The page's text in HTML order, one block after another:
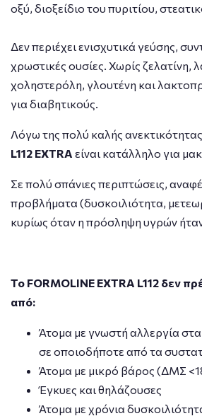
οξύ, διοξείδιο του πυριτίου,
Δεν περιέχει ενισχυτικά γεύσης,
χρωστικές ουσίες. Χωρίς ζελατίνη,
χοληστερόλη, γλουτένη και
για διαβητικούς.
Λόγω της πολύ καλής
L112 EXTRA είναι κατάλληλο για
Σε πολύ σπάνιες περιπτώσεις,
προβλήματα (δυσκοιλιότητα,
κυρίως όταν η πρόσληψη υγρών
Το FORMOLINE EXTRA L112 δεν
από:
Άτομα με γνωστή αλλεργία
σε οποιοδήποτε από τα
Άτομα με μικρό βάρος (ΔΜΣ
Έγκυες και θηλάζουσες
Άτομα με χρόνια